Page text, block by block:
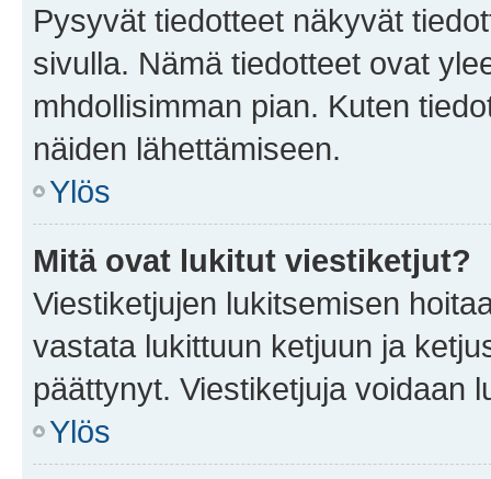
Pysyvät tiedotteet näkyvät
sivulla. Nämä tiedotteet ovat
mhdollisimman pian. Kuten
näiden lähettämiseen.
Ylös
Mitä ovat lukitut viestiketjut?
Viestiketjujen lukitsemisen
vastata lukittuun ketjuun ja
päättynyt. Viestiketjuja voidaan
Ylös